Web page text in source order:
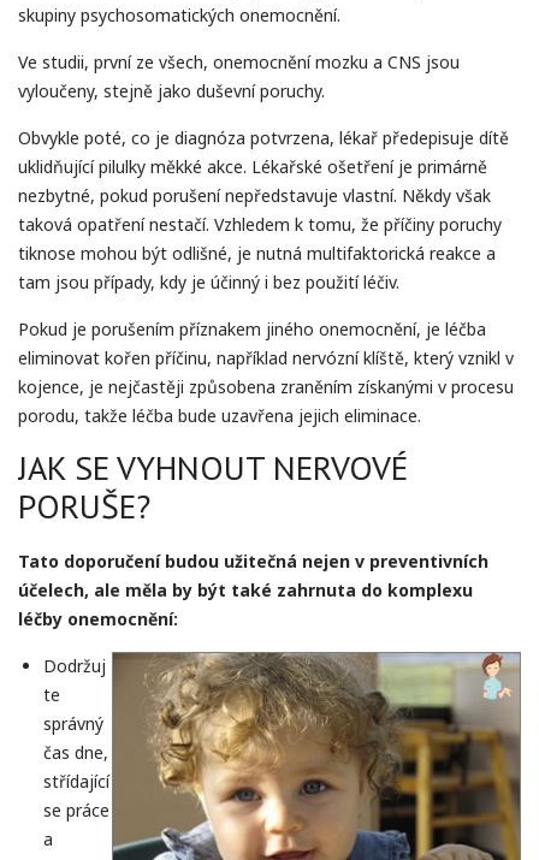
skupiny psychosomatických onemocnění.
Ve studii, první ze všech, onemocnění mozku a CNS jsou
vyloučeny, stejně jako duševní poruchy.
Obvykle poté, co je diagnóza potvrzena, lékař předepisuje dítě
uklidňující pilulky měkké akce. Lékařské ošetření je primárně
nezbytné, pokud porušení nepředstavuje vlastní. Někdy však
taková opatření nestačí. Vzhledem k tomu, že příčiny poruchy
tiknose mohou být odlišné, je nutná multifaktorická reakce a
tam jsou případy, kdy je účinný i bez použití léčiv.
Pokud je porušením příznakem jiného onemocnění, je léčba
eliminovat kořen příčinu, například nervózní klíště, který vznikl v
kojence, je nejčastěji způsobena zraněním získanými v procesu
porodu, takže léčba bude uzavřena jejich eliminace.
JAK SE VYHNOUT NERVOVÉ
PORUŠE?
Tato doporučení budou užitečná nejen v preventivních
účelech, ale měla by být také zahrnuta do komplexu
léčby onemocnění:
Dodržuj
te
správný
čas dne,
střídající
se práce
a